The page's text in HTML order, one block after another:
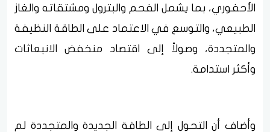
الأحفوري، بما يشمل الفحم والبترول ومشتقاته والغاز
الطبيعي، والتوسع في الاعتماد على الطاقة النظيفة
والمتجددة، وصولاً إلى اقتصاد منخفض الانبعاثات
وأكثر استدامة.
وأضاف أن التحول إلى الطاقة الجديدة والمتجددة لم